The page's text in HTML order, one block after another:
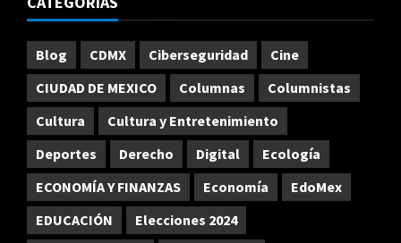
Blog CDMX Ciberseguridad
Cine
CIUDAD DE MEXICO
Columnas
Columnistas
Cultura
Cultura y Entretenimiento
Deportes
Derecho Digital
Ecología
ECONOMÍA Y FINANZAS
Economía
EdoMex
EDUCACIÓN
Elecciones 2024